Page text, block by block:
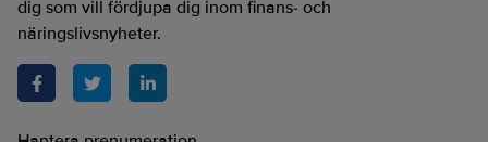
dig som vill fördjupa dig inom finans- och
näringslivsnyheter.